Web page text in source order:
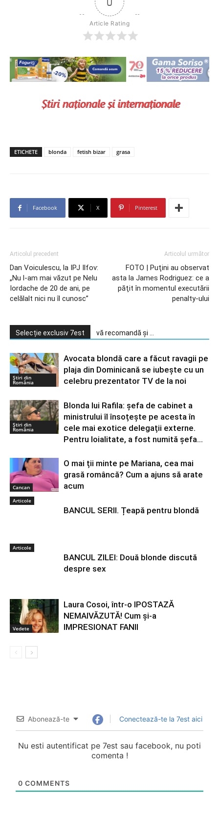
Article Rating
ETICHETE blonda fetish bizar grasa
Facebook X Pinterest
Articolul precedent
Dan Voiculescu, la IPJ Ilfov:
„Nu l-am mai văzut pe Nelu
Iordache de 20 de ani, pe
celălalt nici nu îl cunosc”
Articolul următor
FOTO | Puţini au observat
asta la James Rodriguez: ce a
păţit în momentul executării
penalty-ului
Selecție exclusiv 7est vă recomandă și ...
Știri din
România
Avocata blondă care a făcut ravagii pe
plaja din Dominicană se iubește cu un
celebru prezentator TV de la noi
Știri din
România
Blonda lui Rafila: șefa de cabinet a
ministrului îl însoțește pe acesta în
cele mai exotice delegații externe.
Pentru loialitate, a fost numită șefa...
Cancan
O mai ții minte pe Mariana, cea mai
grasă româncă? Cum a ajuns să arate
acum
Articole
BANCUL SERII. Țeapă pentru blondă
Articole
BANCUL ZILEI: Două blonde discută
despre sex
Vedete
Laura Cosoi, într-o IPOSTAZĂ
NEMAIVĂZUTĂ! Cum şi-a
IMPRESIONAT FANII
Abonează-te Conectează-te la 7est aici
Nu esti autentificat pe 7est sau facebook, nu poti
comenta !
0 COMMENTS